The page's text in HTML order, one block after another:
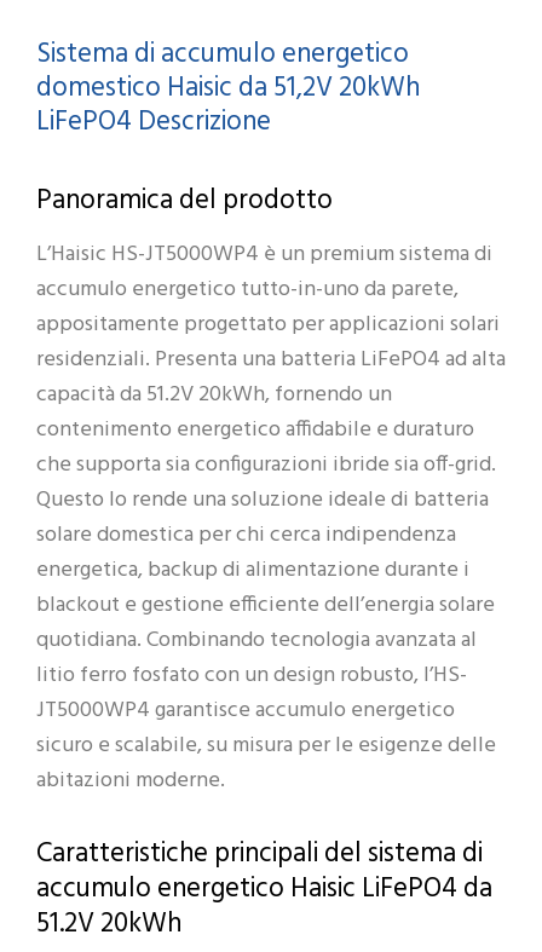
Sistema di accumulo energetico
domestico Haisic da 51,2V 20kWh
LiFePO4 Descrizione
Panoramica del prodotto
L’Haisic HS-JT5000WP4 è un premium sistema di
accumulo energetico tutto-in-uno da parete,
appositamente progettato per applicazioni solari
residenziali. Presenta una batteria LiFePO4 ad alta
capacità da 51.2V 20kWh, fornendo un
contenimento energetico affidabile e duraturo
che supporta sia configurazioni ibride sia off-grid.
Questo lo rende una soluzione ideale di batteria
solare domestica per chi cerca indipendenza
energetica, backup di alimentazione durante i
blackout e gestione efficiente dell’energia solare
quotidiana. Combinando tecnologia avanzata al
litio ferro fosfato con un design robusto, l’HS-
JT5000WP4 garantisce accumulo energetico
sicuro e scalabile, su misura per le esigenze delle
abitazioni moderne.
Caratteristiche principali del sistema di
accumulo energetico Haisic LiFePO4 da
51.2V 20kWh